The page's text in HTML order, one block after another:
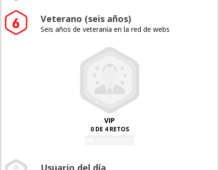
Veterano (seis años)
Seis años de veteranía en la red de webs
VIP
0 DE 4 RETOS
Usuario del día